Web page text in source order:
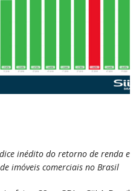
inédito do retorno de renda e
imóveis comerciais no Brasil